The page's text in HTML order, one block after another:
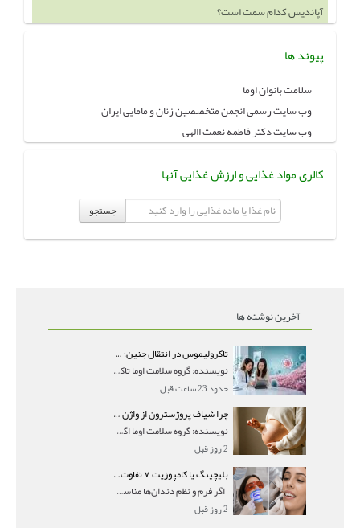
خوردن چه چيزهايي باعث بزرگ شدن سينه ميشود
پیوند ها
سلامت بانوان اوما
وب سایت رسمی انجمن متخصصین زنان و مامایی ایران
وب سایت دکتر فاطمه نعمت االهی
کالری مواد غذایی و ارزش غذایی آنها
جستجو
آخرین نوشته ها
تاکرولیموس در انتقال جنین؛ آیا شانس لانه‌گزینی را افزایش می‌دهد؟
نویسنده: گروه سلامت اوما تاکرولیموس در انتقال جنین
حدود 23 ساعت قبل
چرا شیاف پروژسترون از واژن بیرون می‌ریزد؟ میزان جذب و زمان صحیح مصرف
نویسنده: گروه سلامت اوما اگر بعد از گذاشتن شیاف پر
2 روز قبل
بلیچینگ یا کامپوزیت ۷ تفاوت مهم برای انتخاب درست
اگر فرم و نظم دندان‌ها مناسب است و مشکل
2 روز قبل